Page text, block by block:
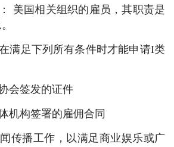
美国相关组织的雇员，其职责是
满足下列所有条件时才能申请I类
会签发的证件
机构签署的雇佣合同
传播工作，以满足商业娱乐或广